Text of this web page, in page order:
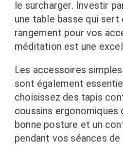
le surcharger. Investir
une table basse qui sert
rangement pour vos
méditation est une
Les accessoires
sont également
choisissez des tapis
coussins ergonomiques
bonne posture et un
pendant vos séances